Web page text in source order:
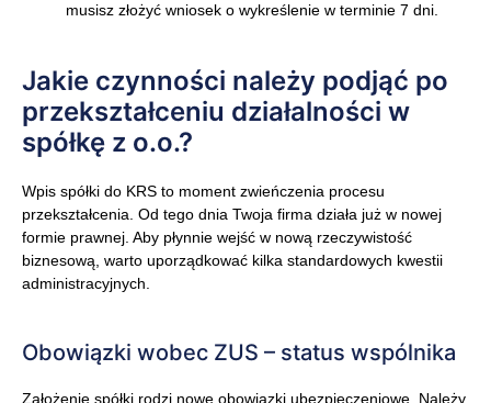
musisz złożyć wniosek o wykreślenie w terminie 7 dni.
Jakie czynności należy podjąć po
przekształceniu działalności w
spółkę z o.o.?
Wpis spółki do KRS to moment zwieńczenia procesu
przekształcenia. Od tego dnia Twoja firma działa już w nowej
formie prawnej. Aby płynnie wejść w nową rzeczywistość
biznesową, warto uporządkować kilka standardowych kwestii
administracyjnych.
Obowiązki wobec ZUS – status wspólnika
Założenie spółki rodzi nowe obowiązki ubezpieczeniowe. Należy